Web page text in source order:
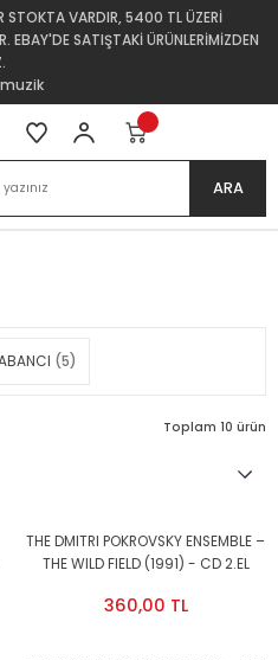
STOKTA VARDIR, 5400 TL ÜZERİ
EBAY'DE SATIŞTAKİ ÜRÜNLERİMİZDEN
ARA
(5)
Toplam 10 ürün
THE DMITRI POKROVSKY ENSEMBLE –
THE WILD FIELD (1991) - CD 2.EL
360,00 TL